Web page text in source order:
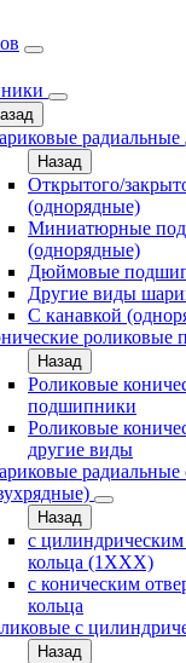
радиальные
Назад
Открытого/
(однорядные)
Миниатюрные
(однорядные)
Дюймовые
Другие виды
С канавкой
роликовые
Назад
Роликовые
подшипники
Роликовые
другие виды
радиальные
Назад
с цилиндрическим
кольца (1ХХХ)
с коническим
кольца
с
Назад